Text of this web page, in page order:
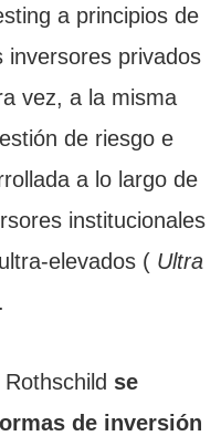
a principios de
inversores privados
vez, a la misma
de riesgo e
a lo largo de
institucionales
elevados ( Ultra
se
de inversión